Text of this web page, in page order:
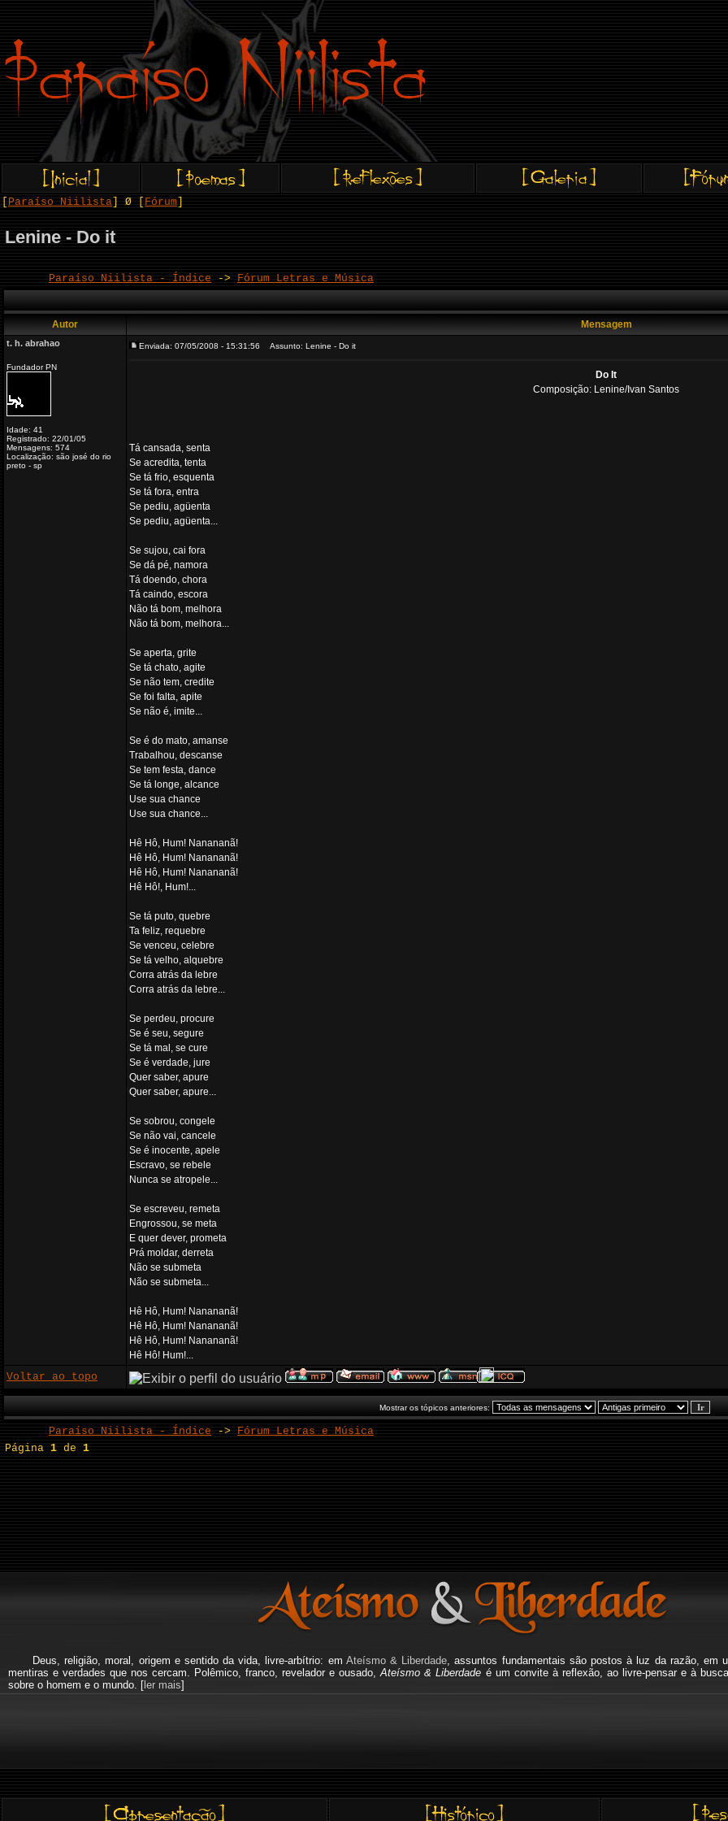
Paraíso Niilista ] Ø [ Fórum
Lenine - Do it
Paraíso Niilista - Índice -> Fórum Letras e Música
Autor Mensagem
t. h. abrahao
Fundador PN
Idade: 41
Registrado: 22/01/05
Mensagens: 574
Localização: são josé do rio
preto - sp
Enviada: 07/05/2008 - 15:31:56 Assunto: Lenine - Do it
Do It
Composição: Lenine/Ivan Santos
Tá cansada, senta
Se acredita, tenta
Se tá frio, esquenta
Se tá fora, entra
Se pediu, agüenta
Se pediu, agüenta...
Se sujou, cai fora
Se dá pé, namora
Tá doendo, chora
Tá caindo, escora
Não tá bom, melhora
Não tá bom, melhora...
Se aperta, grite
Se tá chato, agite
Se não tem, credite
Se foi falta, apite
Se não é, imite...
Se é do mato, amanse
Trabalhou, descanse
Se tem festa, dance
Se tá longe, alcance
Use sua chance
Use sua chance...
Hê Hô, Hum! Nanananã!
Hê Hô, Hum! Nanananã!
Hê Hô, Hum! Nanananã!
Hê Hô!, Hum!...
Se tá puto, quebre
Ta feliz, requebre
Se venceu, celebre
Se tá velho, alquebre
Corra atrás da lebre
Corra atrás da lebre...
Se perdeu, procure
Se é seu, segure
Se tá mal, se cure
Se é verdade, jure
Quer saber, apure
Quer saber, apure...
Se sobrou, congele
Se não vai, cancele
Se é inocente, apele
Escravo, se rebele
Nunca se atropele...
Se escreveu, remeta
Engrossou, se meta
E quer dever, prometa
Prá moldar, derreta
Não se submeta
Não se submeta...
Hê Hô, Hum! Nanananã!
Hê Hô, Hum! Nanananã!
Hê Hô, Hum! Nanananã!
Hê Hô! Hum!...
Voltar ao topo
Mostrar os tópicos anteriores:
Paraíso Niilista - Índice -> Fórum Letras e Música
Página1 de1
Deus, religião, moral, origem e sentido da vida, livre-arbítrio: em Ateísmo & Liberdade , assuntos fundamentais são postos à luz da razão, em
mentiras e verdades que nos cercam. Polêmico, franco, revelador e ousado,Ateísmo & Liberdade é um convite à reflexão, ao livre-pensar e à
sobre o homem e o mundo. [ler mais]